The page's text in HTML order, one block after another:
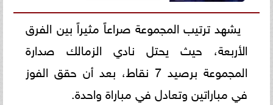
يشهد ترتيب المجموعة صراعاً مثيراً بين الفرق
الأربعة، حيث يحتل نادي الزمالك صدارة
المجموعة برصيد 7 نقاط، بعد أن حقق الفوز
في مباراتين وتعادل في مباراة واحدة.